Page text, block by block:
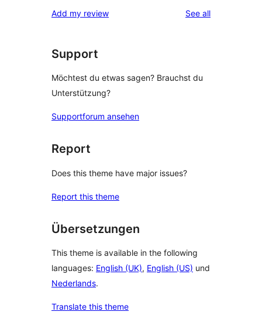
Rezension
Sterne-
Add my review See allreviews
Support
Möchtest du etwas sagen? Brauchst du
Unterstützung?
Supportforum ansehen
Report
Does this theme have major issues?
Report this theme
Übersetzungen
This theme is available in the following
languages: English (UK), English (US) und
Nederlands.
Translate this theme